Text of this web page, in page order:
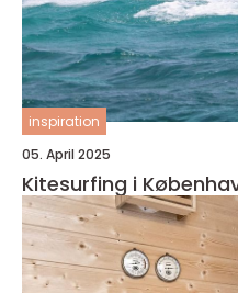
inspiration
05. April 2025
Kitesurfing i